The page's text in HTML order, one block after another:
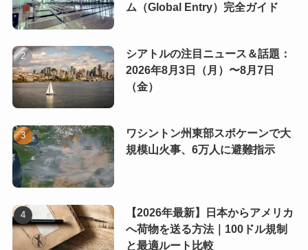
ム（Global Entry）完全ガイド
シアトルの注目ニュース＆話題：
2026年8月3日（月）〜8月7日
（金）
ワシントン州東部スポケーンで大
規模山火事、6万人に避難指示
【2026年最新】日本からアメリカ
へ荷物を送る方法｜100ドル規制
と最適ルート比較